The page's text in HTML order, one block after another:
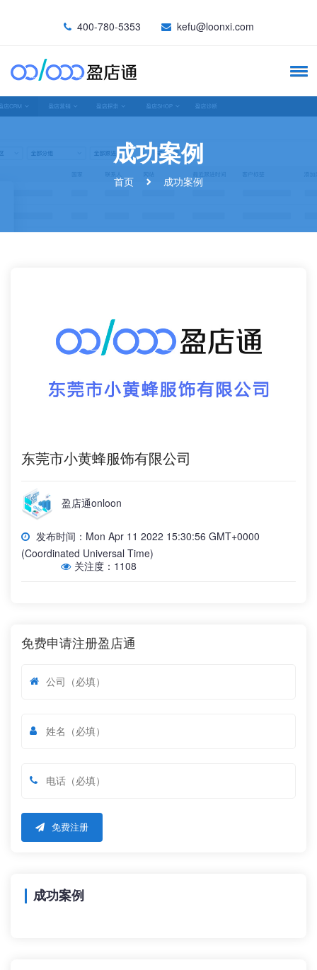
400-780-5353 kefu@loonxi.com
成功案例
首页 成功案例
东莞市小黄蜂服饰有限公司
盈店通onloon
发布时间：Mon Apr 11 2022 15:30:56 GMT+0000
(Coordinated Universal Time)
关注度：1108
免费申请注册盈店通
免费注册
成功案例